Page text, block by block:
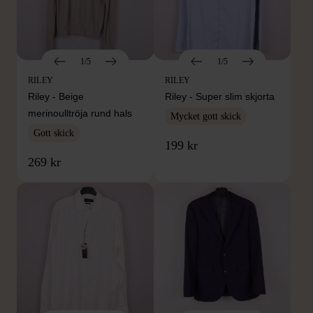
1/5
RILEY
Riley - Beige
merinoulltröja rund hals
Gott skick
269 kr
1/5
RILEY
Riley - Super slim skjorta
Mycket gott skick
199 kr